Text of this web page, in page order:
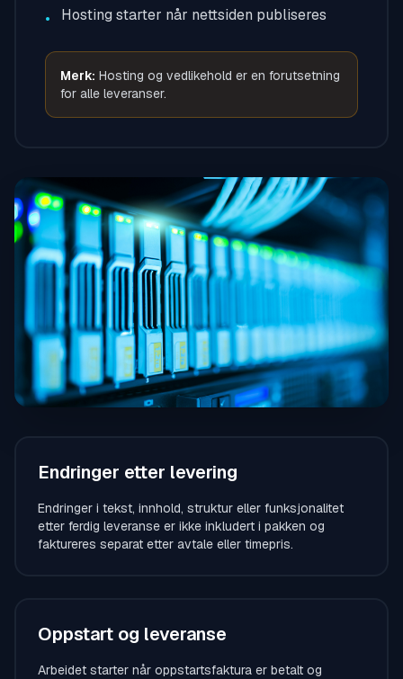
•
Hosting starter når nettsiden publiseres
Merk: Hosting og vedlikehold er en forutsetning
for alle leveranser.
Endringer etter levering
Endringer i tekst, innhold, struktur eller funksjonalitet
etter ferdig leveranse er ikke inkludert i pakken og
faktureres separat etter avtale eller timepris.
Oppstart og leveranse
Arbeidet starter når oppstartsfaktura er betalt og